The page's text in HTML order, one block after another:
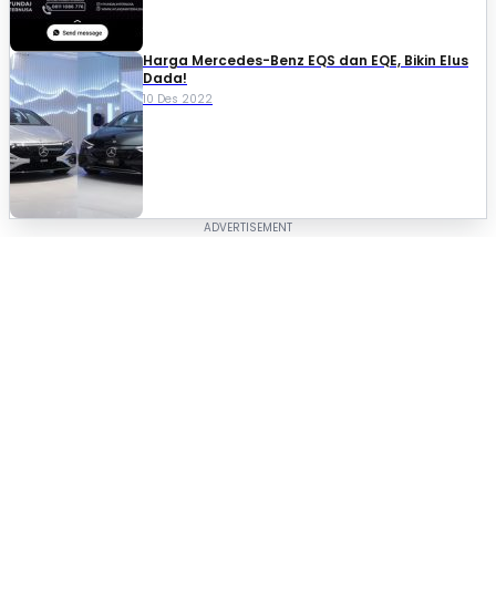
Harga Mercedes-Benz EQS dan EQE, Bikin Elus
Dada!
10 Des 2022